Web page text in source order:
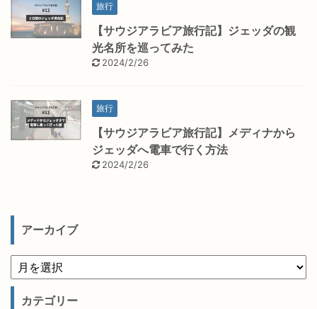
旅行
【サウジアラビア旅行記】ジェッダの観
光名所を巡ってみた
2024/2/26
旅行
【サウジアラビア旅行記】メディナから
ジェッダへ電車で行く方法
2024/2/26
アーカイブ
カテゴリー